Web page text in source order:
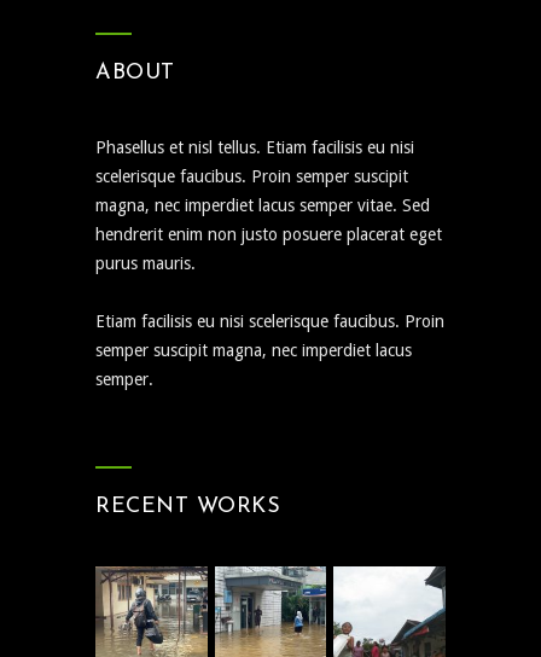
ABOUT
Phasellus et nisl tellus. Etiam facilisis eu nisi
scelerisque faucibus. Proin semper suscipit
magna, nec imperdiet lacus semper vitae. Sed
hendrerit enim non justo posuere placerat eget
purus mauris.
Etiam facilisis eu nisi scelerisque faucibus. Proin
semper suscipit magna, nec imperdiet lacus
semper.
RECENT WORKS